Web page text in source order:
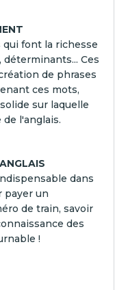
font la richesse
déterminants... Ces
de phrases
ces mots,
sur laquelle
l'anglais.
dans
payer un
de train, savoir
des
!